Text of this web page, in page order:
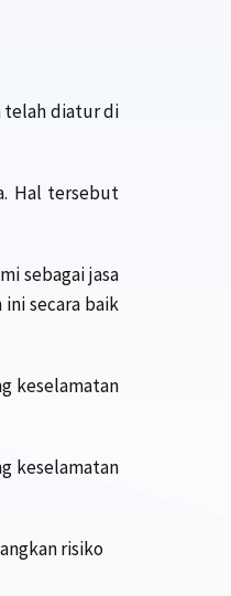
telah diatur di
Hal tersebut
sebagai jasa
secara baik
keselamatan
keselamatan
risiko